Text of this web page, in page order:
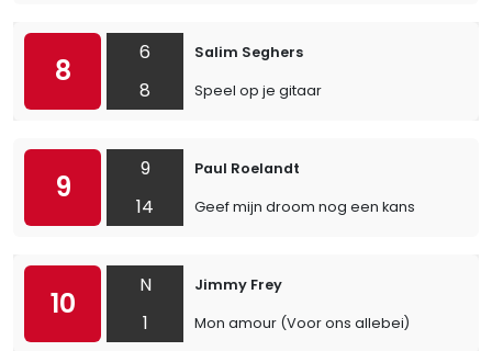
8
6
8
Salim Seghers
Speel op je gitaar
9
9
14
Paul Roelandt
Geef mijn droom nog een kans
10
N
1
Jimmy Frey
Mon amour (Voor ons allebei)